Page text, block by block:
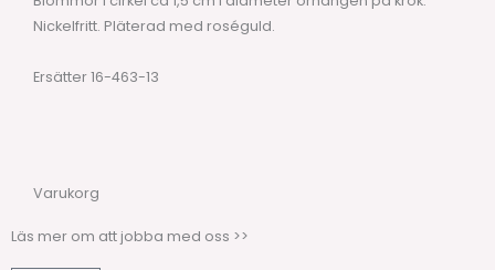
Nickelfritt. Pläterad med roséguld.
Ersätter 16-463-13
Varukorg
Läs mer om att jobba med oss >>